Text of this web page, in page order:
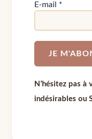
E-mail *
N’hésitez pas
indésirables ou